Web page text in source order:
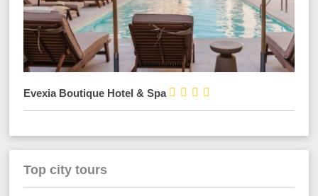
Evexia Boutique Hotel & Spa 



Top city tours